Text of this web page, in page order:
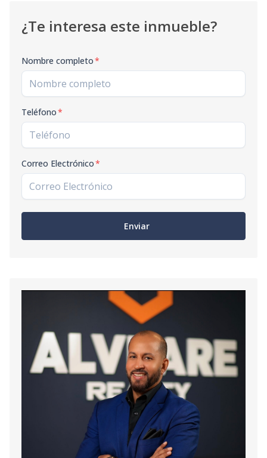
¿Te interesa este inmueble?
Nombre completo*
Teléfono*
Correo Electrónico*
Enviar